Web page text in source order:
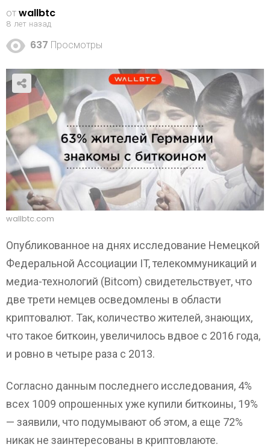
отwallbtc
8 лет назад
637 Просмотры
wallbtc.com
Опубликованное на днях исследование Немецкой
Федеральной Ассоциации IT, телекоммуникаций и
медиа-технологий (Bitcom) свидетельствует, что
две трети немцев осведомлены в области
криптовалют. Так, количество жителей, знающих,
что такое биткоин, увеличилось вдвое с 2016 года,
и ровно в четыре раза с 2013.
Согласно данным последнего исследования, 4%
всех 1009 опрошенных уже купили биткоины, 19%
— заявили, что подумывают об этом, а еще 72%
никак не заинтересованы в криптовлаюте.